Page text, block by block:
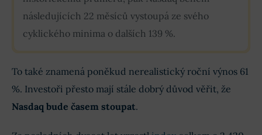
následujících 22 měsíců vystoupá ze svého
cyklického minima o dalších 139 %.
To také znamená poněkud nerealistický roční výnos 61
%. Investoři přesto mají stále dobrý důvod věřit, že
Nasdaq bude časem stoupat.